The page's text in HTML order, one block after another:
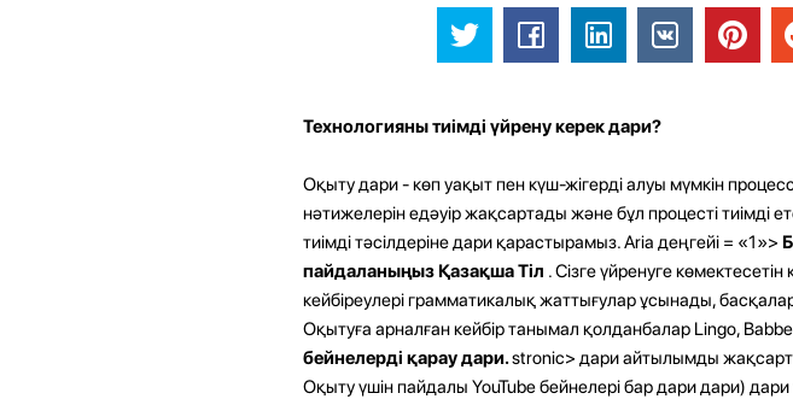
Технологияны тиімді үйрену керек дари?
Оқыту дари - көп уақыт пен күш-жігерді алуы мүмкін
нәтижелерін едәуір жақсартады және бұл процесті тиімді
тиімді тәсілдеріне дари қарастырамыз. Aria деңгейі = «1»>
пайдаланыңыз Қазақша Тіл . Сізге үйренуге
кейбіреулері грамматикалық жаттығулар ұсынады,
Оқытуға арналған кейбір танымал қолданбалар Lingo,
бейнелерді қарау дари.stronic> дари айтылымды
Оқыту үшін пайдалы YouTube бейнелері бар дари дари) дари